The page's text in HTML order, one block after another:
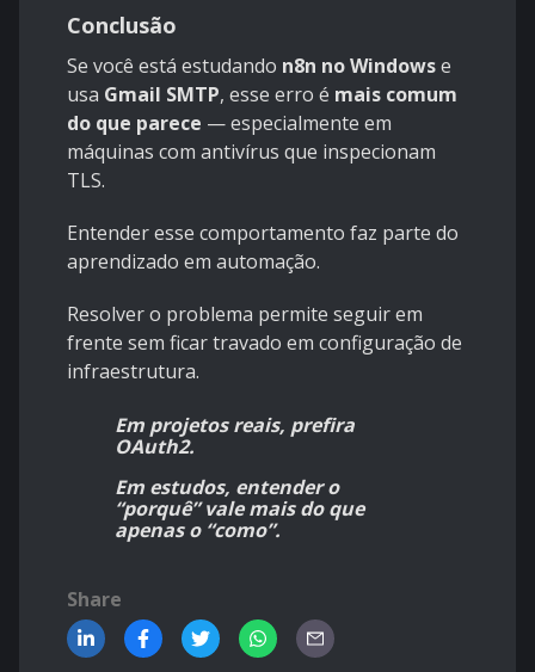
Conclusão
Se você está estudando n8n no Windowse
usa Gmail SMTP, esse erro é mais comum
do que parece — especialmente em
máquinas com antivírus que inspecionam
TLS.
Entender esse comportamento faz parte do
aprendizado em automação.
Resolver o problema permite seguir em
frente sem ficar travado em configuração de
infraestrutura.
Em projetos reais, prefira
OAuth2.
Em estudos, entender o
“porquê” vale mais do que
apenas o “como”.
Share